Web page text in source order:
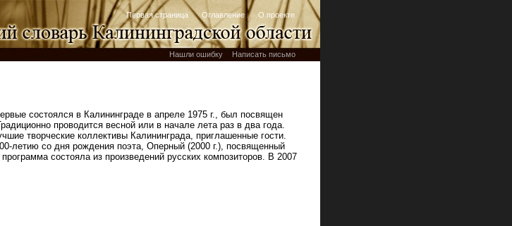
Первая страница Оглавление О проекте
Нашли ошибку Написать письмо
состоялся в Калининграде в апреле 1975 г., был посвящен
проводится весной или в начале лета раз в два года.
творческие коллективы Калининграда, приглашенные гости.
со дня рождения поэта, Оперный (2000 г.), посвященный
состояла из произведений русских композиторов. В 2007